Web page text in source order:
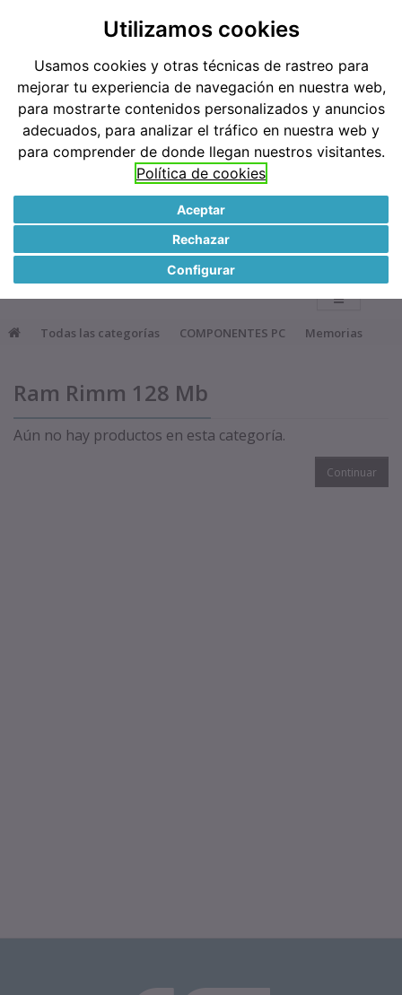
Utilizamos cookies
Usamos cookies y otras técnicas de rastreo para
mejorar tu experiencia de navegación en nuestra web,
para mostrarte contenidos personalizados y anuncios
adecuados, para analizar el tráfico en nuestra web y
para comprender de donde llegan nuestros visitantes.
Política de cookies
Aceptar
Rechazar
Configurar
Teléfonos: 91 519 38 62 / 677 921 793
Métodos de pago
● 0
Todas las categorías COMPONENTES PC Memorias
Ram Rimm 128 Mb
Aún no hay productos en esta categoría.
Continuar